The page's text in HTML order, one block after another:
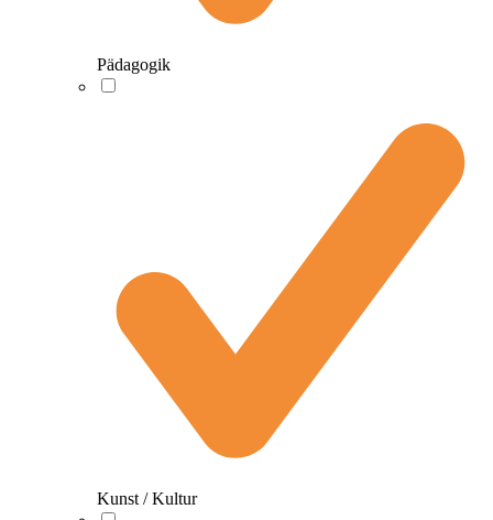
Pädagogik
Kunst / Kultur